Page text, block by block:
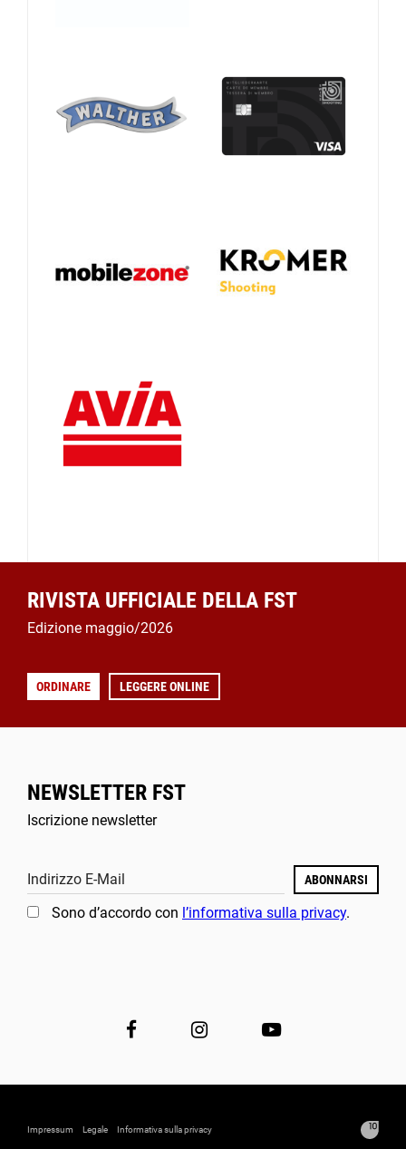
RIVISTA UFFICIALE DELLA FST
Edizione maggio/2026
ORDINARE LEGGERE ONLINE
NEWSLETTER FST
Iscrizione newsletter
Indirizzo E-Mail ABONNARSI
Sono d’accordo con l’informativa sulla privacy.
Impressum Legale Informativa sulla privacy